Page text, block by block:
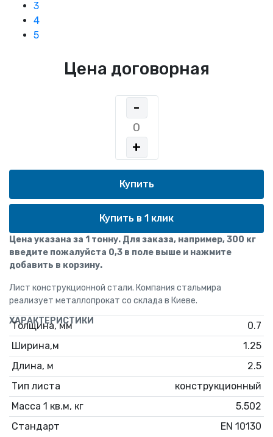
3
4
5
Цена договорная
-
+
Купить в 1 клик
Цена указана за 1 тонну. Для заказа, например, 300 кг
введите пожалуйста 0,3 в поле выше и нажмите
добавить в корзину.
Лист конструкционной стали. Компания стальмира
реализует металлопрокат со склада в Киеве.
ХАРАКТЕРИСТИКИ
Толщина, мм
0.7
Ширина,м
1.25
Длина, м
2.5
Тип листа
конструкционный
Масса 1 кв.м, кг
5.502
Стандарт
EN 10130